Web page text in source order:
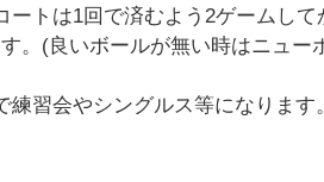
トは1回で済むよう2ゲームして
。(良いボールが無い時はニュ
習会やシングルス等になります。